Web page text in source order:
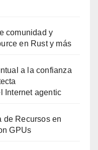
comunidad y
en Rust y más
a la confianza
Internet agentic
de Recursos en
GPUs